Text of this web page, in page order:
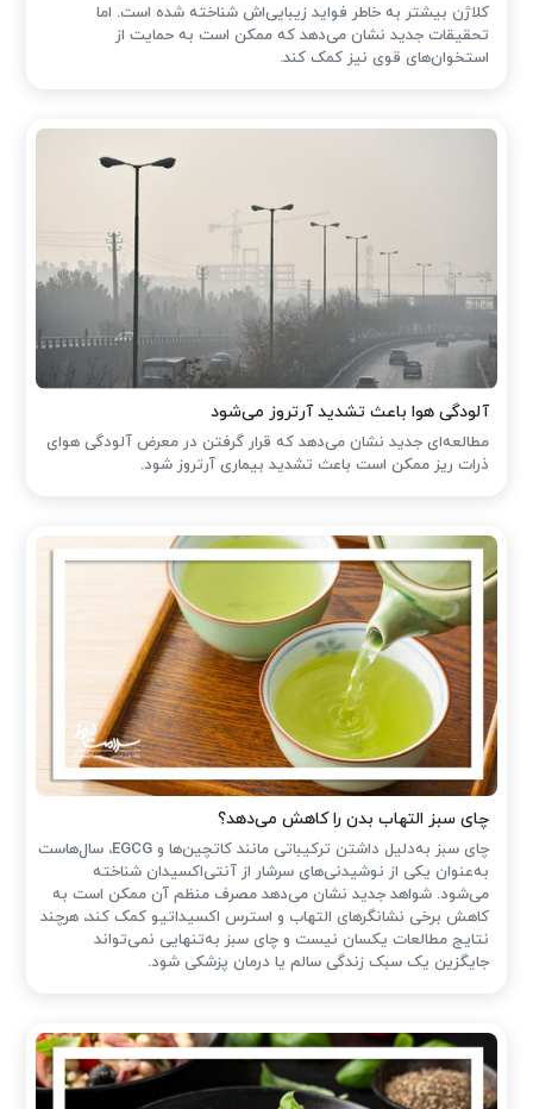
کلاژن بیشتر به خاطر فواید زیبایی‌اش شناخته شده است. اما
تحقیقات جدید نشان می‌دهد که ممکن است به حمایت از
استخوان‌های قوی نیز کمک کند.
آلودگی هوا باعث تشدید آرتروز می‌شود
مطالعه‌ای جدید نشان می‌دهد که قرار گرفتن در معرض آلودگی هوای
ذرات ریز ممکن است باعث تشدید بیماری آرتروز شود.
چای سبز التهاب بدن را کاهش می‌دهد؟
چای سبز به‌دلیل داشتن ترکیباتی مانند کاتچین‌ها و EGCG، سال‌هاست
به‌عنوان یکی از نوشیدنی‌های سرشار از آنتی‌اکسیدان شناخته
می‌شود. شواهد جدید نشان می‌دهد مصرف منظم آن ممکن است به
کاهش برخی نشانگرهای التهاب و استرس اکسیداتیو کمک کند، هرچند
نتایج مطالعات یکسان نیست و چای سبز به‌تنهایی نمی‌تواند
جایگزین یک سبک زندگی سالم یا درمان پزشکی شود.